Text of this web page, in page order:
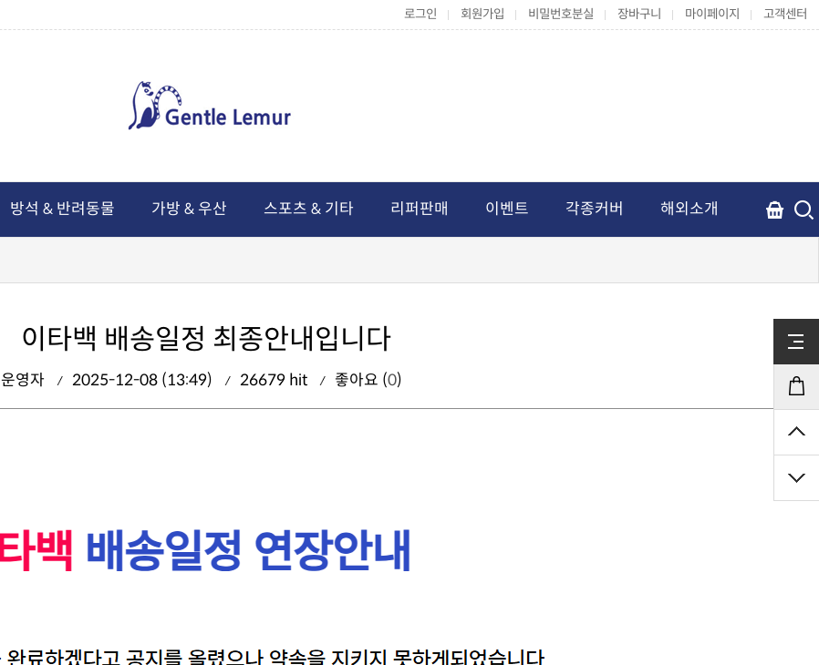
로그인 회원가입 비밀번호분실 장바구니 마이페이지 고객센터
방석 & 반려동물 가방 & 우산 스포츠 & 기타 리퍼판매 이벤트 각종커버 해외소개
이타백 배송일정 최종안내입니다
운영자 2025-12-08 (13:49) 26679 hit 좋아요 (0)